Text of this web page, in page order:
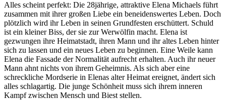
Alles scheint perfekt: Die 28jährige, attraktive Elena Michaels führt
zusammen mit ihrer großen Liebe ein beneidenswertes Leben. Doch
plötzlich wird ihr Leben in seinen Grundfesten erschüttert. Schuld
ist ein kleiner Biss, der sie zur Werwölfin macht. Elena ist
gezwungen ihre Heimatstadt, ihren Mann und ihr altes Leben hinter
sich zu lassen und ein neues Leben zu beginnen. Eine Weile kann
Elena die Fassade der Normalität aufrecht erhalten. Auch ihr neuer
Mann ahnt nichts von ihrem Geheimnis. Als sich aber eine
schreckliche Mordserie in Elenas alter Heimat ereignet, ändert sich
alles schlagartig. Die junge Schönheit muss sich ihrem inneren
Kampf zwischen Mensch und Biest stellen.